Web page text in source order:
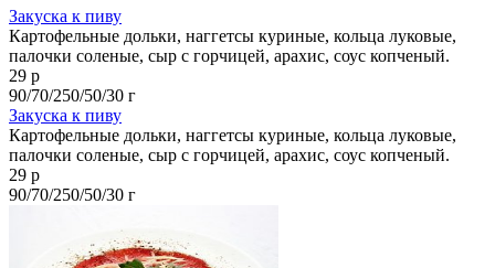
Закуска к пиву
Картофельные дольки, наггетсы куриные, кольца луковые,
палочки соленые, сыр с горчицей, арахис, соус копченый.
29 р
90/70/250/50/30 г
Закуска к пиву
Картофельные дольки, наггетсы куриные, кольца луковые,
палочки соленые, сыр с горчицей, арахис, соус копченый.
29 р
90/70/250/50/30 г